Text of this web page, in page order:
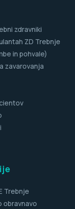
zdravniki
ZD Trebnje
in pohvale)
zavarovanja
Trebnje
obravnavo